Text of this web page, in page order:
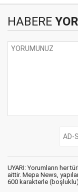
HABERE
UYARI: Yorumların her
aittir. Mepa News,
600 karakterle (boşluklu)